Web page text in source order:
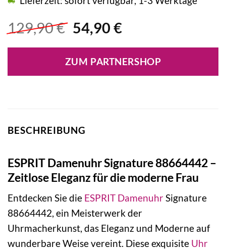
129,90€ Ursprünglicher
war:
129,90 €
54,90 €Aktueller
ist:
54,90 €.
ZUM PARTNERSHOP
BESCHREIBUNG
ESPRIT Damenuhr Signature 88664442 –
Zeitlose Eleganz für die moderne Frau
Entdecken Sie die ESPRIT DamenuhrSignature
88664442, ein Meisterwerk der
Uhrmacherkunst, das Eleganz und Moderne auf
wunderbare Weise vereint. Diese exquisite Uhr